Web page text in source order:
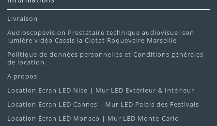
Livraison
Audioscopevision Prestataire technique audiovisuel son
lumière vidéo Cassis la Ciotat Roquevaire Marseille
Politique de données personnelles et Conditions générales
de location
A propos
Location Écran LED Nice | Mur LED Extérieur & Intérieur
Location Écran LED Cannes | Mur LED Palais des Festivals
Location Écran LED Monaco | Mur LED Monte-Carlo